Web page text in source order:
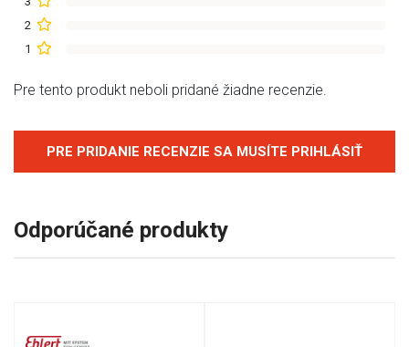
2
1
Pre tento produkt neboli pridané žiadne recenzie.
PRE PRIDANIE RECENZIE SA MUSÍTE PRIHLÁSIŤ
Odporúčané produkty